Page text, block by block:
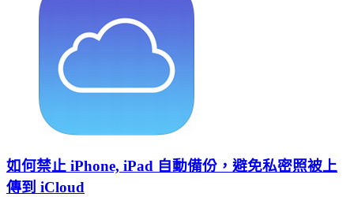
如何禁止 iPhone, iPad 自動備份，避免私密照被上
傳到 iCloud